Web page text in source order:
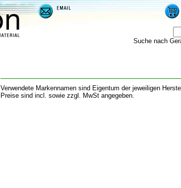
Suche nach
Verwendete Markennamen sind Eigentum der jeweiligen
Preise sind incl. sowie zzgl. MwSt angegeben.